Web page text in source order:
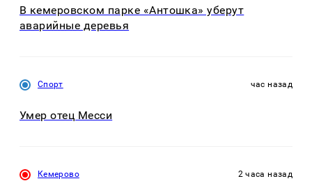
В кемеровском парке «Антошка» уберут
аварийные деревья
Спорт час назад
Умер отец Месси
Кемерово 2 часа назад